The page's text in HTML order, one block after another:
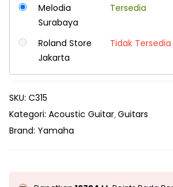
Melodia
Surabaya
Tersedia
Roland Store
Jakarta
Tidak Tersedia
SKU: C315
Kategori: Acoustic Guitar Guitars
Brand: Yamaha